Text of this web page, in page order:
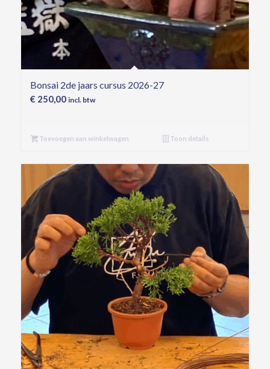
Bonsai 2de jaars cursus 2026-27
€ 250,00 incl. btw
Toevoegen aan winkelwagen Toon details